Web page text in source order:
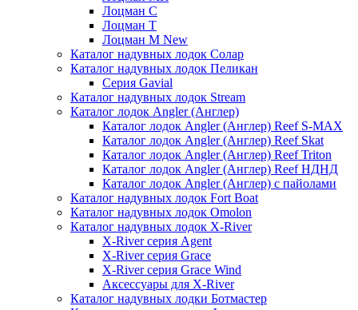
Лоцман С
Лоцман Т
Лоцман М New
Каталог надувных лодок Солар
Каталог надувных лодок Пеликан
Серия Gavial
Каталог надувных лодок Stream
Каталог лодок Angler (Англер)
Каталог лодок Angler (Англер) Reef S-MAX
Каталог лодок Angler (Англер) Reef Skat
Каталог лодок Angler (Англер) Reef Triton
Каталог лодок Angler (Англер) Reef НДНД
Каталог лодок Angler (Англер) с пайолами
Каталог надувных лодок Fort Boat
Каталог надувных лодок Omolon
Каталог надувных лодок X-River
X-River серия Agent
X-River серия Grace
X-River серия Grace Wind
Аксессуары для X-River
Каталог надувных лодки Ботмастер